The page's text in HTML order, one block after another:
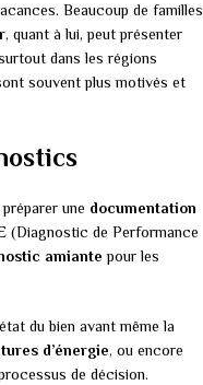
Beaucoup de familles
, quant à lui, peut présenter
dans les régions
souvent plus motivés et
une documentation
(Diagnostic de Performance
amiante pour les
du bien avant même la
d’énergie, ou encore
de décision.